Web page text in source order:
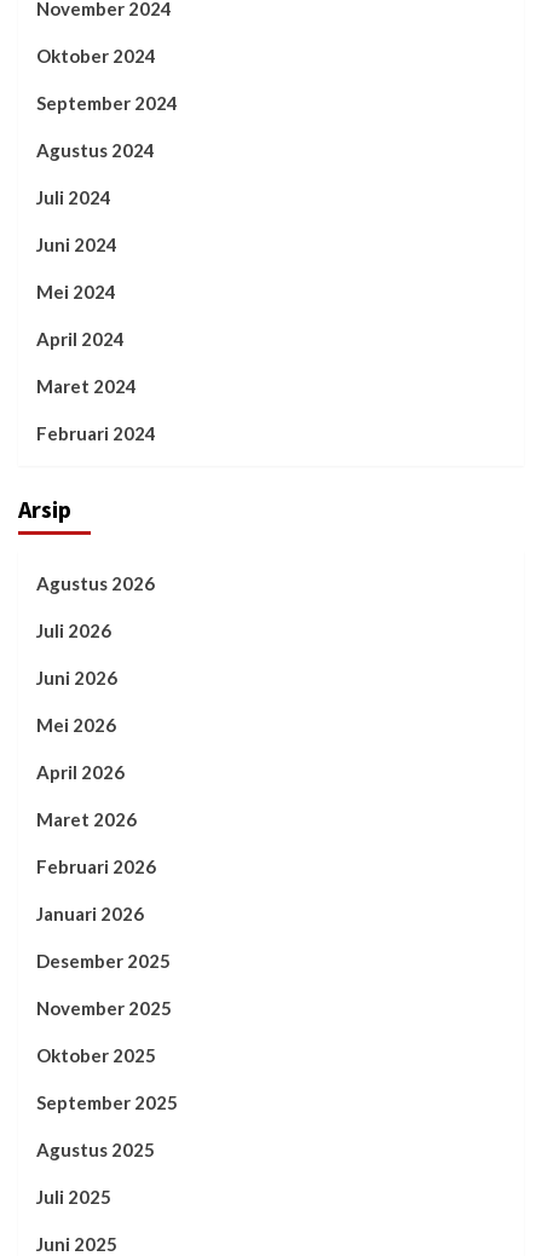
November 2024
Oktober 2024
September 2024
Agustus 2024
Juli 2024
Juni 2024
Mei 2024
April 2024
Maret 2024
Februari 2024
Arsip
Agustus 2026
Juli 2026
Juni 2026
Mei 2026
April 2026
Maret 2026
Februari 2026
Januari 2026
Desember 2025
November 2025
Oktober 2025
September 2025
Agustus 2025
Juli 2025
Juni 2025